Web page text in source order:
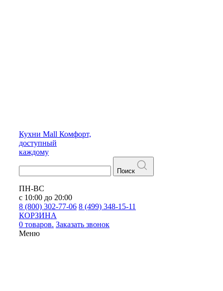
Кухни Mall Комфорт,
доступный
каждому
Поиск
ПН-ВС
с 10:00 до 20:00
8 (800) 302-77-06 8 (499) 348-15-11
КОРЗИНА
0 товаров. Заказать звонок
Меню